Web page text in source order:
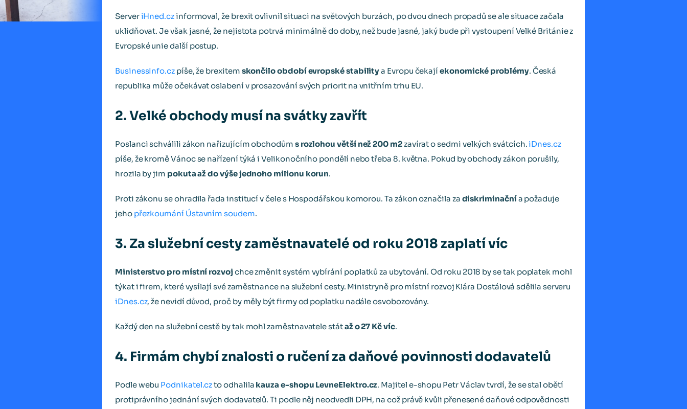
ServeriHned.czinformoval, že brexit ovlivnil situaci na světových burzách, po dvou dnech propadů se ale situace začala
uklidňovat. Je však jasné, že nejistota potrvá minimálně do doby, než bude jasné, jaký bude při vystoupení Velké Británie z
Evropské unie další postup.
BusinessInfo.czpíše, že brexitem skončilo období evropské stabilitya Evropu čekajíekonomické problémy. Česká
republika může očekávat oslabení v prosazování svých priorit na vnitřním trhu EU.
2. Velké obchody musí na svátky zavřít
Poslanci schválili zákon nařizujícím obchodům s rozlohou větší než 200 m2zavírat o sedmi velkých svátcích.iDnes.cz
píše, že kromě Vánoc se nařízení týká i Velikonočního pondělí nebo třeba 8. května. Pokud by obchody zákon porušily,
hrozila by jim pokuta až do výše jednoho milionu korun.
Proti zákonu se ohradila řada institucí v čele s Hospodářskou komorou. Ta zákon označila za diskriminačnía požaduje
jeho přezkoumání Ústavním soudem.
3. Za služební cesty zaměstnavatelé od roku 2018 zaplatí víc
Ministerstvo pro místní rozvoj chce změnit systém vybírání poplatků za ubytování. Od roku 2018 by se tak poplatek mohl
týkat i firem, které vysílají své zaměstnance na služební cesty. Ministryně pro místní rozvoj Klára Dostálová sdělila serveru
iDnes.cz, že nevidí důvod, proč by měly být firmy od poplatku nadále osvobozovány.
Každý den na služební cestě by tak mohl zaměstnavatele státaž o 27 Kč víc.
4. Firmám chybí znalosti o ručení za daňové povinnosti dodavatelů
Podle webu Podnikatel.czto odhalila kauza e-shopu LevneElektro.cz. Majitel e-shopu Petr Václav tvrdí, že se stal obětí
protiprávního jednání svých dodavatelů. Ti podle něj neodvedli DPH, na což právě kvůli přenesené daňové odpovědnosti